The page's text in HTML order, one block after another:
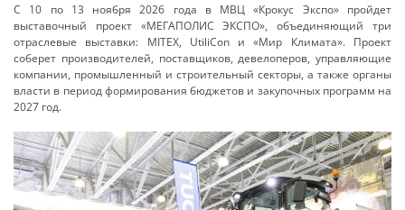
С 10 по 13 ноября 2026 года в МВЦ «Крокус Экспо» пройдет
выставочный проект «МЕГАПОЛИС ЭКСПО», объединяющий три
отраслевые выставки: MITEX, UtiliCon и «Мир Климата». Проект
соберет производителей, поставщиков, девелоперов, управляющие
компании, промышленный и строительный секторы, а также органы
власти в период формирования бюджетов и закупочных программ на
2027 год.